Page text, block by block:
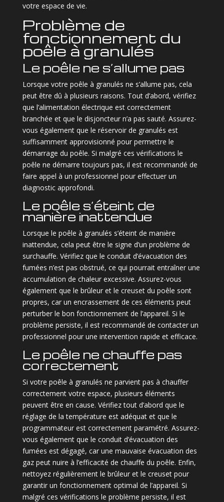
votre espace de vie.
Problème de
fonctionnement du
poêle à granulés
Le poêle ne s’allume pas
Lorsque votre poêle à granulés ne s’allume pas, cela
peut être dû à plusieurs raisons. Tout d’abord, vérifiez
que l’alimentation électrique est correctement
branchée et que le disjoncteur n’a pas sauté. Assurez-
vous également que le réservoir de granulés est
suffisamment approvisionné pour permettre le
démarrage du poêle. Si malgré ces vérifications le
poêle ne démarre toujours pas, il est recommandé de
faire appel à un professionnel pour effectuer un
diagnostic approfondi.
Le poêle s’éteint de
manière inattendue
Lorsque le poêle à granulés s’éteint de manière
inattendue, cela peut être le signe d’un problème de
surchauffe. Vérifiez que le conduit d’évacuation des
fumées n’est pas obstrué, ce qui pourrait entraîner une
accumulation de chaleur excessive. Assurez-vous
également que le brûleur et le creuset du poêle sont
propres, car un encrassement de ces éléments peut
perturber le bon fonctionnement de l’appareil. Si le
problème persiste, il est recommandé de contacter un
professionnel pour une intervention rapide et efficace.
Le poêle ne chauffe pas
correctement
Si votre poêle à granulés ne parvient pas à chauffer
correctement votre espace, plusieurs éléments
peuvent être en cause. Vérifiez tout d’abord que le
réglage de la température est adéquat et que le
programmateur est correctement paramétré. Assurez-
vous également que le conduit d’évacuation des
fumées est dégagé, car une mauvaise évacuation des
gaz peut nuire à l’efficacité de chauffe du poêle. Enfin,
nettoyez régulièrement le brûleur et le creuset pour
garantir un fonctionnement optimal de l’appareil. Si
malgré ces vérifications le problème persiste, il est